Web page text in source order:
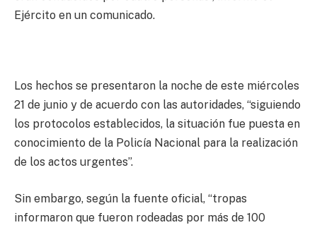
Ejército en un comunicado.
Los hechos se presentaron la noche de este miércoles
21 de junio y de acuerdo con las autoridades, “siguiendo
los protocolos establecidos, la situación fue puesta en
conocimiento de la Policía Nacional para la realización
de los actos urgentes”.
Sin embargo, según la fuente oficial, “tropas
informaron que fueron rodeadas por más de 100